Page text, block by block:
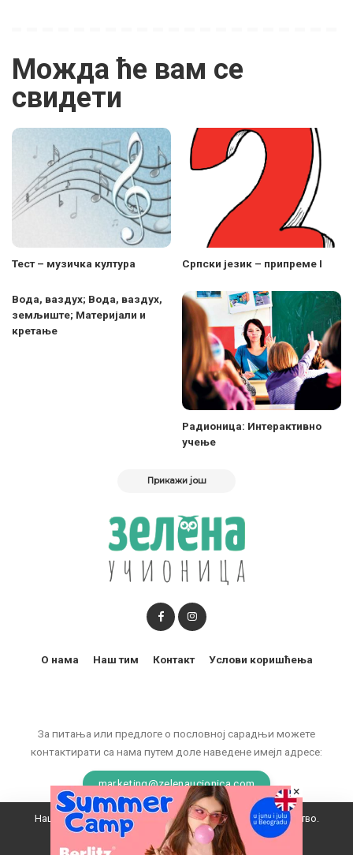
Можда ће вам се
свидети
Teст – музичка култура Српски језик – припреме I
Вода, ваздух; Вода, ваздух,
земљиште; Материјали и
кретање
Радионица: Интерактивно
учење
Прикажи још
За питања или предлоге о пословној сарадњи можете
контактирати са нама путем доле наведене имејл адресе:
marketing@zelenaucionica.com
О нама Наш тим Контакт Услови коришћења
© 2011-2024 Copyright by Zelena učionica. All Rights reserved.
Наш вебсајт користи колачиће да побољша ваше искуство.
Прихватам
×